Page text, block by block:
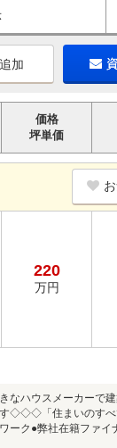
加
価格
坪単価
220
万円
ハウスメーカーで
す◇◇◇「住まいの
ーク●弊社在籍ファ